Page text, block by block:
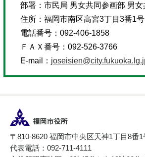
部署：市民局 男女共同参画部 男女
住所：福岡市南区高宮3丁目3番1号
電話番号：092-406-1858
ＦＡＸ番号：092-526-3766
E-mail：
〒810-8620 福岡市中央区天神1丁目8番1
代表電話：092-711-4111